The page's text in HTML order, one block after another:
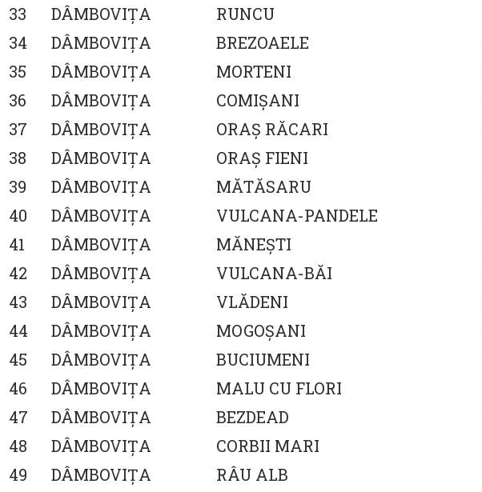
33
DÂMBOVIŢA RUNCU
34
DÂMBOVIŢA BREZOAELE
35
DÂMBOVIŢA MORTENI
36
DÂMBOVIŢA COMIŞANI
37
DÂMBOVIŢA ORAŞ RĂCARI
38
DÂMBOVIŢA ORAŞ FIENI
39
DÂMBOVIŢA MĂTĂSARU
40
DÂMBOVIŢA VULCANA-PANDELE
41
DÂMBOVIŢA MĂNEŞTI
42
DÂMBOVIŢA VULCANA-BĂI
43
DÂMBOVIŢA VLĂDENI
44
DÂMBOVIŢA MOGOŞANI
45
DÂMBOVIŢA BUCIUMENI
46
DÂMBOVIŢA MALU CU FLORI
47
DÂMBOVIŢA BEZDEAD
48
DÂMBOVIŢA CORBII MARI
49
DÂMBOVIŢA RÂU ALB